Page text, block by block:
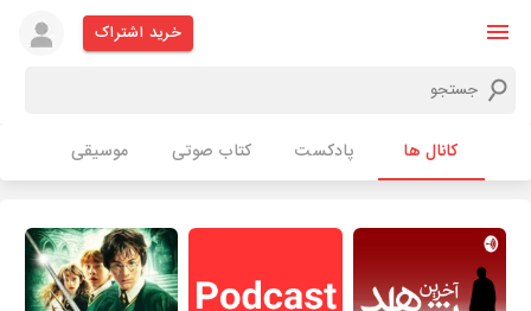
خرید اشتراک
کانال ها پادکست کتاب صوتی موسیقی